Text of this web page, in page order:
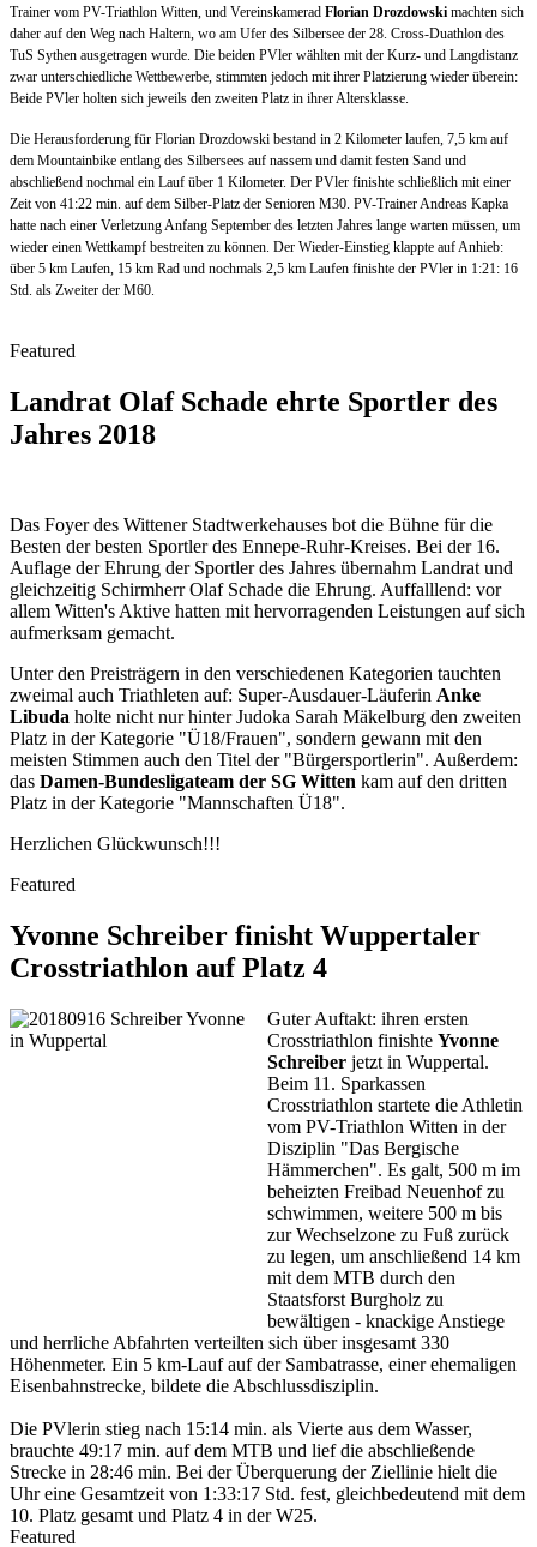
Trainer vom PV-Triathlon Witten, und Vereinskamerad Florian Drozdowski machten sich
daher auf den Weg nach Haltern, wo am Ufer des Silbersee der 28. Cross-Duathlon des
TuS Sythen ausgetragen wurde. Die beiden PVler wählten mit der Kurz- und Langdistanz
zwar unterschiedliche Wettbewerbe, stimmten jedoch mit ihrer Platzierung wieder überein:
Beide PVler holten sich jeweils den zweiten Platz in ihrer Altersklasse.
Die Herausforderung für Florian Drozdowski bestand in 2 Kilometer laufen, 7,5 km auf
dem Mountainbike entlang des Silbersees auf nassem und damit festen Sand und
abschließend nochmal ein Lauf über 1 Kilometer. Der PVler finishte schließlich mit einer
Zeit von 41:22 min. auf dem Silber-Platz der Senioren M30. PV-Trainer Andreas Kapka
hatte nach einer Verletzung Anfang September des letzten Jahres lange warten müssen, um
wieder einen Wettkampf bestreiten zu können. Der Wieder-Einstieg klappte auf Anhieb:
über 5 km Laufen, 15 km Rad und nochmals 2,5 km Laufen finishte der PVler in 1:21: 16
Std. als Zweiter der M60.
Featured
Landrat Olaf Schade ehrte Sportler des
Jahres 2018
Das Foyer des Wittener Stadtwerkehauses bot die Bühne für die
Besten der besten Sportler des Ennepe-Ruhr-Kreises. Bei der 16.
Auflage der Ehrung der Sportler des Jahres übernahm Landrat und
gleichzeitig Schirmherr Olaf Schade die Ehrung. Auffalllend: vor
allem Witten's Aktive hatten mit hervorragenden Leistungen auf sich
aufmerksam gemacht.
Unter den Preisträgern in den verschiedenen Kategorien tauchten
zweimal auch Triathleten auf: Super-Ausdauer-Läuferin Anke
Libuda holte nicht nur hinter Judoka Sarah Mäkelburg den zweiten
Platz in der Kategorie "Ü18/Frauen", sondern gewann mit den
meisten Stimmen auch den Titel der "Bürgersportlerin". Außerdem:
das Damen-Bundesligateam der SG Witten kam auf den dritten
Platz in der Kategorie "Mannschaften Ü18".
Herzlichen Glückwunsch!!!
Featured
Yvonne Schreiber finisht Wuppertaler
Crosstriathlon auf Platz 4
Guter Auftakt: ihren ersten
Crosstriathlon finishte Yvonne
Schreiber jetzt in Wuppertal.
Beim 11. Sparkassen
Crosstriathlon startete die Athletin
vom PV-Triathlon Witten in der
Disziplin "Das Bergische
Hämmerchen". Es galt, 500 m im
beheizten Freibad Neuenhof zu
schwimmen, weitere 500 m bis
zur Wechselzone zu Fuß zurück
zu legen, um anschließend 14 km
mit dem MTB durch den
Staatsforst Burgholz zu
bewältigen - knackige Anstiege
und herrliche Abfahrten verteilten sich über insgesamt 330
Höhenmeter. Ein 5 km-Lauf auf der Sambatrasse, einer ehemaligen
Eisenbahnstrecke, bildete die Abschlussdisziplin.
Die PVlerin stieg nach 15:14 min. als Vierte aus dem Wasser,
brauchte 49:17 min. auf dem MTB und lief die abschließende
Strecke in 28:46 min. Bei der Überquerung der Ziellinie hielt die
Uhr eine Gesamtzeit von 1:33:17 Std. fest, gleichbedeutend mit dem
10. Platz gesamt und Platz 4 in der W25.
Featured